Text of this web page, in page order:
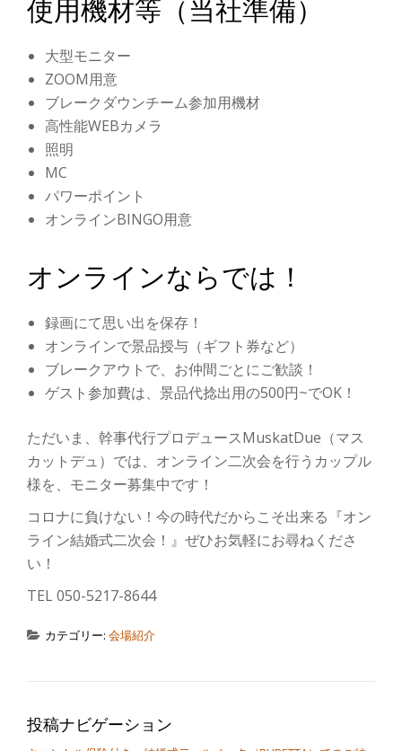
使用機材等（当社準備）
大型モニター
ZOOM用意
ブレークダウンチーム参加用機材
高性能WEBカメラ
照明
MC
パワーポイント
オンラインBINGO用意
オンラインならでは！
録画にて思い出を保存！
オンラインで景品授与（ギフト券など）
ブレークアウトで、お仲間ごとにご歓談！
ゲスト参加費は、景品代捻出用の500円~でOK！
ただいま、幹事代行プロデュースMuskatDue（マス
カットデュ）では、オンライン二次会を行うカップル
様を、モニター募集中です！
コロナに負けない！今の時代だからこそ出来る『オン
ライン結婚式二次会！』ぜひお気軽にお尋ねくださ
い！
TEL 050-5217-8644
カテゴリー: 会場紹介
投稿ナビゲーション